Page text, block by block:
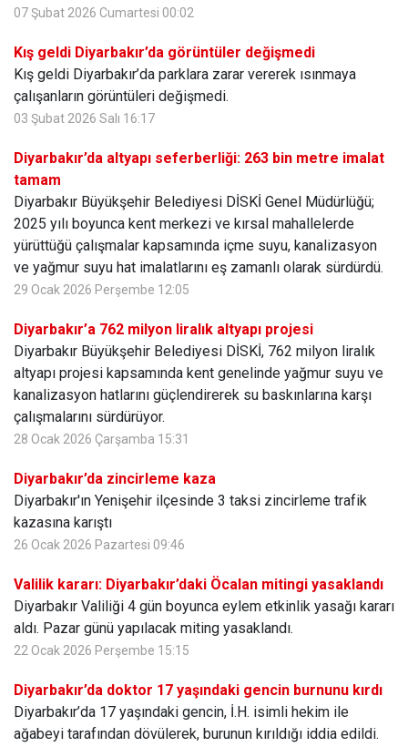
07 Şubat 2026 Cumartesi 00:02
Kış geldi Diyarbakır’da görüntüler değişmedi
Kış geldi Diyarbakır’da parklara zarar vererek ısınmaya
çalışanların görüntüleri değişmedi.
03 Şubat 2026 Salı 16:17
Diyarbakır’da altyapı seferberliği: 263 bin metre imalat
tamam
Diyarbakır Büyükşehir Belediyesi DİSKİ Genel Müdürlüğü;
2025 yılı boyunca kent merkezi ve kırsal mahallelerde
yürüttüğü çalışmalar kapsamında içme suyu, kanalizasyon
ve yağmur suyu hat imalatlarını eş zamanlı olarak sürdürdü.
29 Ocak 2026 Perşembe 12:05
Diyarbakır’a 762 milyon liralık altyapı projesi
Diyarbakır Büyükşehir Belediyesi DİSKİ, 762 milyon liralık
altyapı projesi kapsamında kent genelinde yağmur suyu ve
kanalizasyon hatlarını güçlendirerek su baskınlarına karşı
çalışmalarını sürdürüyor.
28 Ocak 2026 Çarşamba 15:31
Diyarbakır’da zincirleme kaza
Diyarbakır'ın Yenişehir ilçesinde 3 taksi zincirleme trafik
kazasına karıştı
26 Ocak 2026 Pazartesi 09:46
Valilik kararı: Diyarbakır’daki Öcalan mitingi yasaklandı
Diyarbakır Valiliği 4 gün boyunca eylem etkinlik yasağı kararı
aldı. Pazar günü yapılacak miting yasaklandı.
22 Ocak 2026 Perşembe 15:15
Diyarbakır’da doktor 17 yaşındaki gencin burnunu kırdı
Diyarbakır’da 17 yaşındaki gencin, İ.H. isimli hekim ile
ağabeyi tarafından dövülerek, burunun kırıldığı iddia edildi.